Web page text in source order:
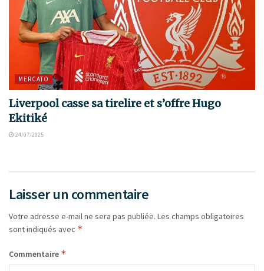
MERCATO
Liverpool casse sa tirelire et s’offre Hugo
Ekitiké
24/07/2025
Laisser un commentaire
Votre adresse e-mail ne sera pas publiée. Les champs obligatoires
sont indiqués avec *
Commentaire *